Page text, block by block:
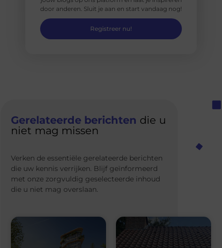
door anderen. Sluit je aan en start vandaag nog!
Registreer nu!
Gerelateerde berichten die u
niet mag missen
Verken de essentiële gerelateerde berichten
die uw kennis verrijken. Blijf geïnformeerd
met onze zorgvuldig geselecteerde inhoud
die u niet mag overslaan.